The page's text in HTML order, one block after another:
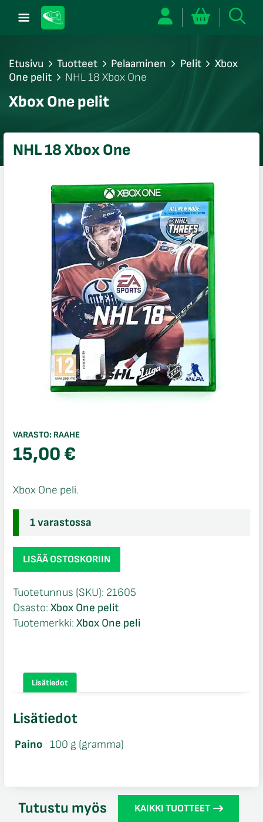
Etusivu Tuotteet Pelaaminen Pelit
Xbox
One pelit
NHL 18 Xbox One
Xbox One pelit
NHL 18 Xbox One
VARASTO: RAAHE
15,00€
Xbox One peli.
1 varastossa
NHL
18
One
määrä
LISÄÄ OSTOSKORIIN
Tuotetunnus (SKU): 21605
Osasto: Xbox One pelit
Tuotemerkki: Xbox One peli
Lisätiedot
Lisätiedot
Paino 100 g (gramma)
Tutustu myös KAIKKI TUOTTEET
sulje
sulje